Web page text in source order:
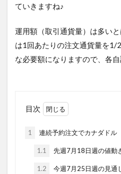
ていきますね♪
運用額（取引通貨量）は多い
は1回あたりの注文通貨量を
な必要額になりますので、各
目次
1 連続予約注文でカナダドル
1.1 先週7月18日週の値動
1.2 今週7月25日週の見通